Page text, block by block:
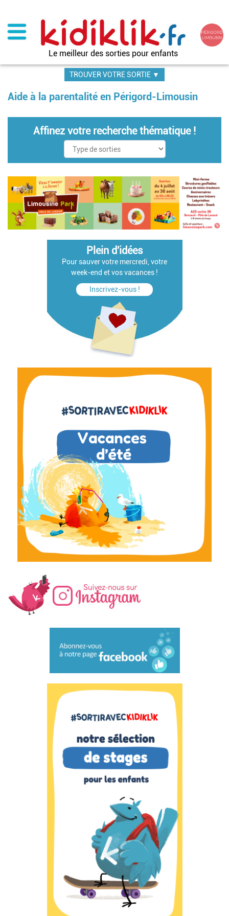
contenu
principal
Le meilleur des sorties pour enfants
TROUVER VOTRE SORTIE ▼
Aide à la parentalité en Périgord-Limousin
Affinez votre recherche thématique !
Plein d'idées
Pour sauver votre mercredi, votre
week-end et vos vacances !
Inscrivez-vous !